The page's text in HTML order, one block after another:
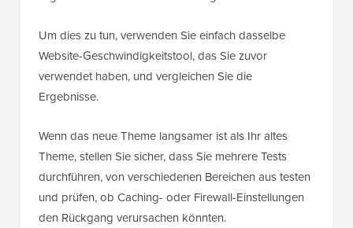
Um dies zu tun, verwenden Sie einfach dasselbe
Website-Geschwindigkeitstool, das Sie zuvor
verwendet haben, und vergleichen Sie die
Ergebnisse.
Wenn das neue Theme langsamer ist als Ihr altes
Theme, stellen Sie sicher, dass Sie mehrere Tests
durchführen, von verschiedenen Bereichen aus testen
und prüfen, ob Caching- oder Firewall-Einstellungen
den Rückgang verursachen könnten.